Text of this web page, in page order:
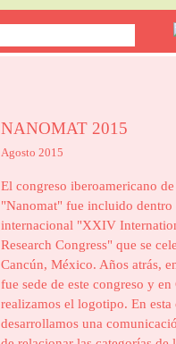
NANOMAT 2015
Agosto 2015
El congreso iberoamericano
"Nanomat" fue incluido
internacional "XXIV
Research Congress" que se
Cancún, México. Años atrás,
fue sede de este congreso y en
realizamos el logotipo. En esta
desarrollamos una